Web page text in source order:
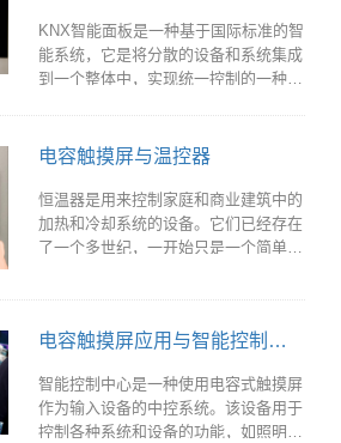
lcd结合在一起形成触摸屏，这在当今
的设备中越来越普遍。
KNX智能面板是一种基于国际标准的智
能系统，它是将分散的设备和系统集成
到一个整体中，实现统一控制的一种解
制，通过一个面板就可以实现所有设备
电容触摸屏与温控器
恒温器是用来控制家庭和商业建筑中的
加热和冷却系统的设备。它们已经存在
了一个多世纪，一开始只是一个简单的
度。然而，近年来，恒温器变得更加先
至人工智能。在这一演变过程中的一个
电容触摸屏应用与智能控制系统
智能控制中心是一种使用电容式触摸屏
作为输入设备的中控系统。该设备用于
控制各种系统和设备的功能，如照明、